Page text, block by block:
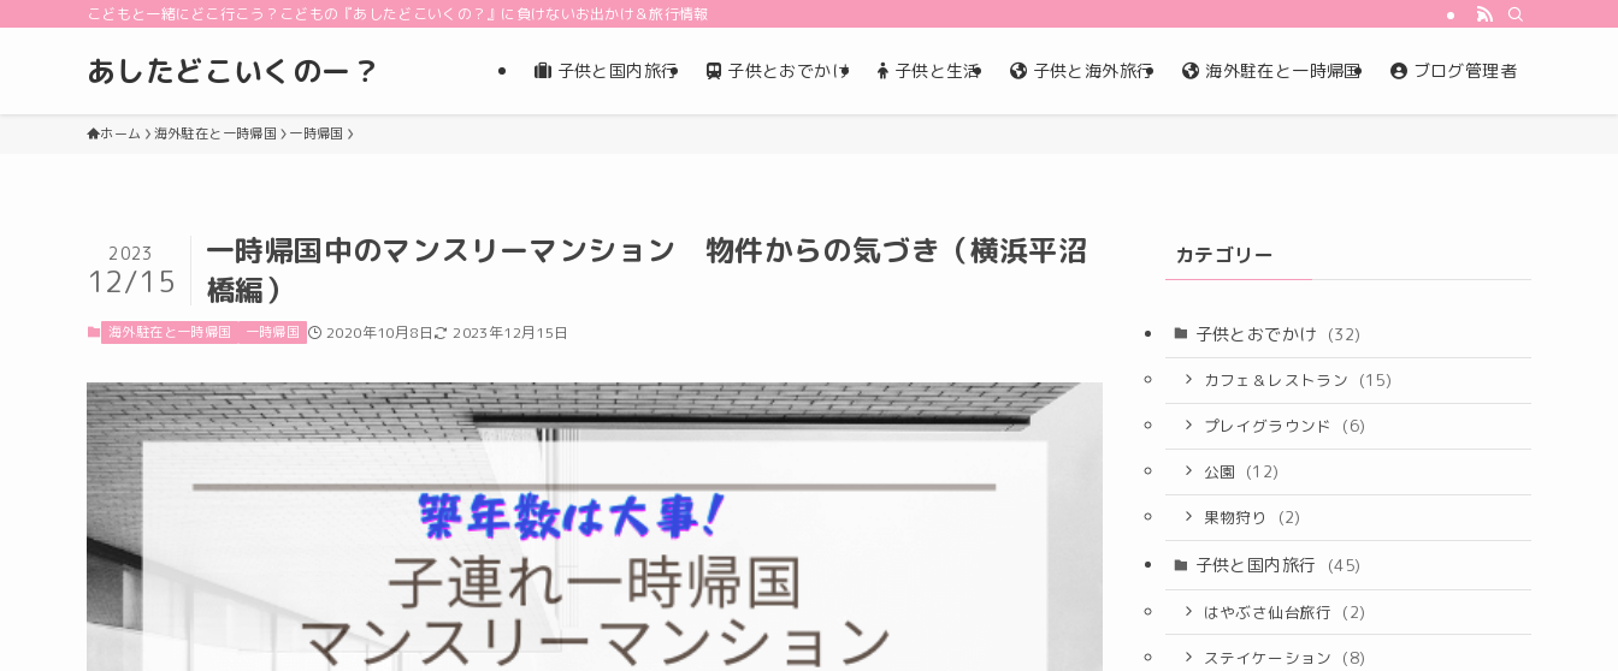
こどもと一緒にどこ行こう？こどもの『あしたどこいくの？』に負けないお出かけ＆旅行情報
あしたどこいくのー？ 子供と国内旅行 子供とおでかけ 子供と生活 子供と海外旅行 海外駐在と一時帰国 ブログ管理者
ホーム 海外駐在と一時帰国 一時帰国
一時帰国中のマンスリーマンション 物件からの気づき（横浜平沼
橋編）
2023
12/15
海外駐在と一時帰国 一時帰国 2020年10月8日 2023年12月15日
カテゴリー
子供とおでかけ (32)
カフェ＆レストラン (15)
プレイグラウンド (6)
公園 (12)
果物狩り (2)
子供と国内旅行 (45)
はやぶさ仙台旅行 (2)
ステイケーション (8)